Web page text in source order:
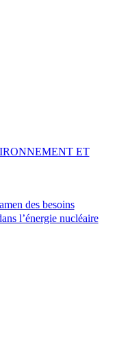
des besoins
l’énergie nucléaire
ET